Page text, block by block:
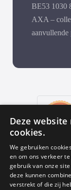
BE53 1030
AXA –
aanvullende
Deze
cookies.
We gebruiken
en om ons verkeer
gebruik van onze
deze kunnen
verstrekt of die zij